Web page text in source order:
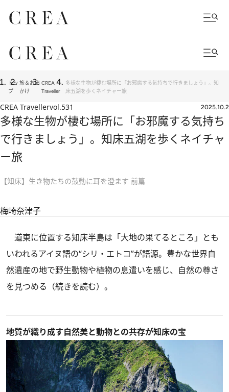
トッ
プ
旅＆お出
かけ
CREA
Traveller
多様な生物が棲む場所に「お邪魔する気持ちで行きましょう」。知
床五湖を歩くネイチャー旅
CREA Travellervol.531 2025.10.2
多様な生物が棲む場所に「お邪魔する気持ち
で行きましょう」。知床五湖を歩くネイチャ
ー旅
【知床】生き物たちの鼓動に耳を澄ます 前篇
梅崎奈津子
道東に位置する知床半島は「大地の果てるところ」とも
いわれるアイヌ語の“シリ・エトコ”が語源。豊かな世界自
然遺産の地で野生動物や植物の息遣いを感じ、自然の尊さ
を見つめる （続きを読む） 。
地質が織り成す自然美と動物との共存が知床の宝